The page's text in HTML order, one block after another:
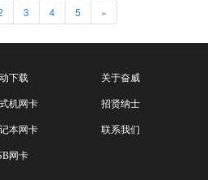
3 4 5 »
下载
机网卡
本网卡
网卡
关于奋威
招贤纳士
联系我们